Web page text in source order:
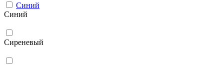
Синий
Синий
Сиреневый